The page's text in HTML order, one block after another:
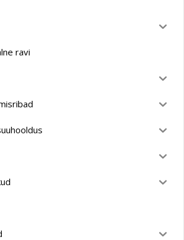
ravi